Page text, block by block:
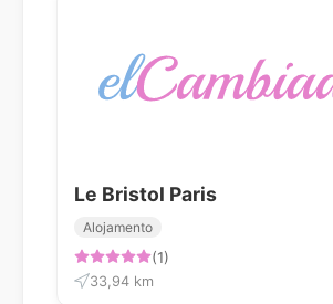
Le Bristol Paris
Alojamento
(1)
33,94 km